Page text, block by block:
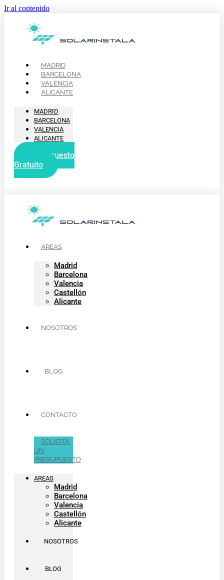
Ir al contenido
MADRID
BARCELONA
VALENCIA
ALICANTE
MADRID
BARCELONA
VALENCIA
ALICANTE
Presupuesto
Gratuito
AREAS
Madrid
Barcelona
Valencia
Castellón
Alicante
NOSOTROS
BLOG
CONTACTO
SOLICITA
UN
PRESUPUESTO
AREAS
Madrid
Barcelona
Valencia
Castellón
Alicante
NOSOTROS
BLOG